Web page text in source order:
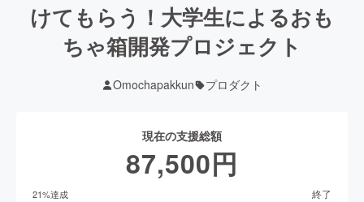
けてもらう！大学生によるおも
ちゃ箱開発プロジェクト
Omochapakkun プロダクト
現在の支援総額
87,500円
21%達成 終了